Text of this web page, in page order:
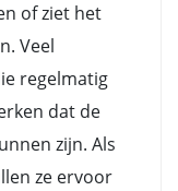
of ziet het
Veel
regelmatig
dat de
zijn. Als
ze ervoor